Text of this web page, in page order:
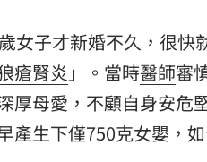
女子才新婚不久，很快
瘡腎炎 」。當時醫師審
厚母愛，不顧自身安危
產生下僅750克女嬰，